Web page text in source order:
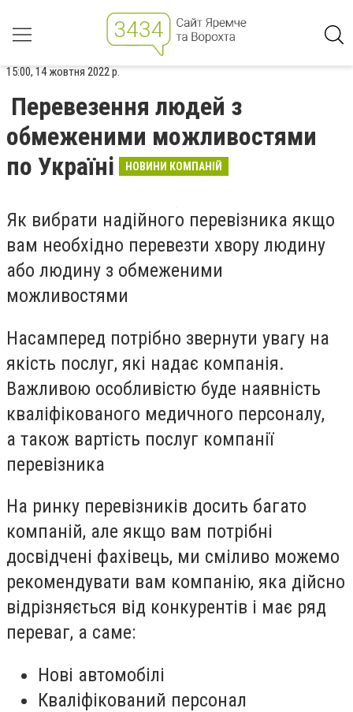
15:00, 14 жовтня 2022 р.
Перевезення людей з
обмеженими можливостями
по Україні
НОВИНИ КОМПАНІЙ
Як вибрати надійного перевізника якщо
вам необхідно перевезти хвору людину
або людину з обмеженими
можливостями
Насамперед потрібно звернути увагу на
якість послуг, які надає компанія.
Важливою особливістю буде наявність
кваліфікованого медичного персоналу,
а також вартість послуг компанії
перевізника
На ринку перевізників досить багато
компаній, але якщо вам потрібні
досвідчені фахівець, ми сміливо можемо
рекомендувати вам компанію, яка дійсно
відрізняється від конкурентів і має ряд
переваг, а саме:
Нові автомобілі
Кваліфікований персонал